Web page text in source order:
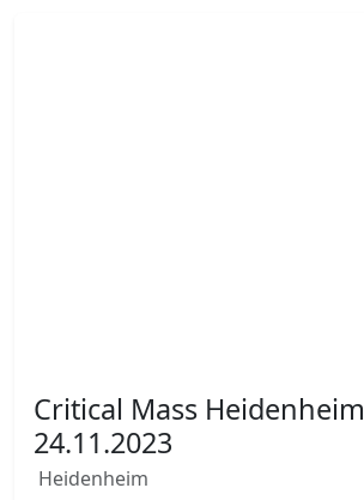
Critical Mass Heidenheim
24.11.2023
Heidenheim